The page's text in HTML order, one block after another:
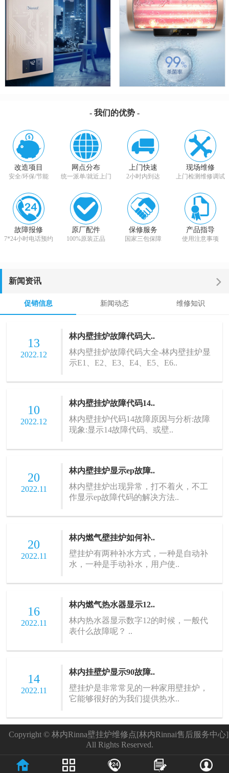
- 我们的优势 -
改造项目
安全/环保/节能
网点分布
统一派单/就近上门
上门快速
2小时内到达
现场维修
上门检测维修调试
故障报修
7*24小时电话预约
原厂配件
100%原装正品
保修服务
国家三包保障
产品指导
使用注意事项
新闻资讯
促销信息 新闻动态 维修知识
13
2022.12
林内壁挂炉故障代码大..
林内壁挂炉故障代码大全-林内壁挂炉显
示E1、E2、E3、E4、E5、E6..
10
2022.12
林内壁挂炉故障代码14..
林内壁挂炉代码14故障原因与分析:故障
现象:显示14故障代码、或壁..
20
2022.11
林内壁挂炉显示ep故障..
林内壁挂炉出现异常，打不着火，不工
作显示ep故障代码的解决方法..
20
2022.11
林内燃气壁挂炉如何补..
壁挂炉有两种补水方式，一种是自动补
水，一种是手动补水，用户使..
16
2022.11
林内燃气热水器显示12..
林内热水器显示数字12的时候，一般代
表什么故障呢？ ..
14
2022.11
林内挂壁炉显示90故障..
壁挂炉是非常常见的一种家用壁挂炉，
它能够很好的为我们提供热水..
Copyright © 林内Rinna壁挂炉维修点[林内Rinnai售后服务中
All Rights Reserved.